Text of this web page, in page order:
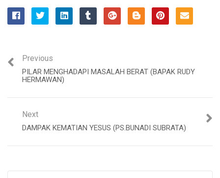
Previous
PILAR MENGHADAPI MASALAH BERAT (BAPAK RUDY
HERMAWAN)
Next
DAMPAK KEMATIAN YESUS (PS.BUNADI SUBRATA)